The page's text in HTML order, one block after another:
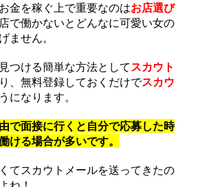
金を稼ぐ上で重要なのはお店選び
で働かないとどんなに可愛い女の
ません。
つける簡単な方法としてスカウト
、無料登録しておくだけでスカウ
になります。
で面接に行くと自分で応募した時
ける場合が多いです。
てスカウトメールを送ってきたの